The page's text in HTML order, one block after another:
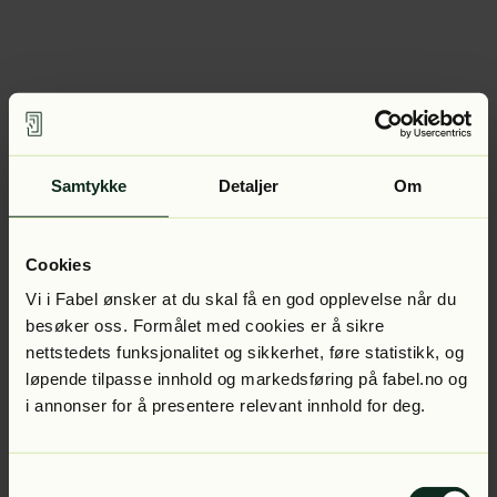
Samtykke Detaljer Om
Cookies
Vi i Fabel ønsker at du skal få en god opplevelse når du
besøker oss. Formålet med cookies er å sikre
nettstedets funksjonalitet og sikkerhet, føre statistikk, og
løpende tilpasse innhold og markedsføring på fabel.no og
i annonser for å presentere relevant innhold for deg.